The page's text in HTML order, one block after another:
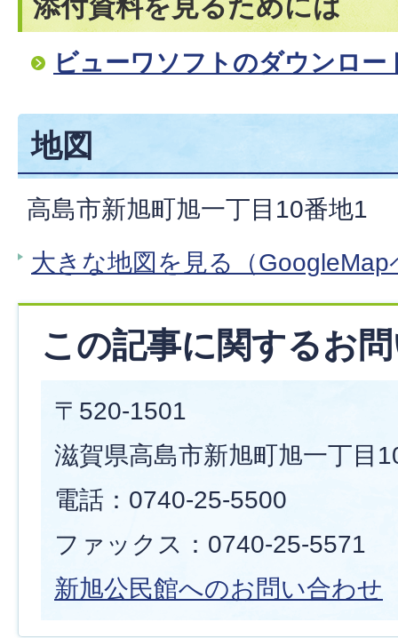
添付資料を見るためには
ビューワソフトのダウンロー
地図
高島市新旭町旭一丁目10番地1
大きな地図を見る（GoogleMap
この記事に関するお
〒520-1501
滋賀県高島市新旭町旭一丁目
電話：0740-25-5500
ファックス：0740-25-5571
新旭公民館へのお問い合わせ